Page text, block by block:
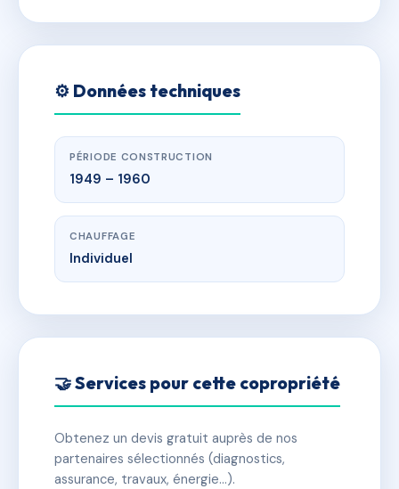
⚙️ Données techniques
PÉRIODE CONSTRUCTION
1949 – 1960
CHAUFFAGE
Individuel
🤝 Services pour cette copropriété
Obtenez un devis gratuit auprès de nos
partenaires sélectionnés (diagnostics,
assurance, travaux, énergie…).